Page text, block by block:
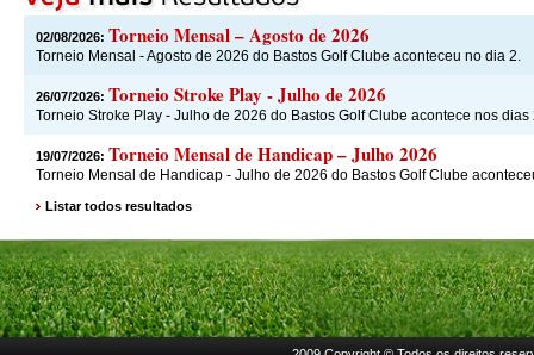
02/08/2026: Torneio Mensal – Agosto de 2026
Torneio Mensal - Agosto de 2026 do Bastos Golf Clube aconteceu no dia 2.
26/07/2026: Torneio Stroke Play - Julho de 2026
Torneio Stroke Play - Julho de 2026 do Bastos Golf Clube acontece nos dias
19/07/2026: Torneio Mensal de Handicap – Julho 2026
Torneio Mensal de Handicap - Julho de 2026 do Bastos Golf Clube
Listar todos resultados